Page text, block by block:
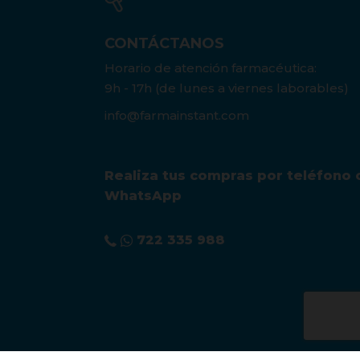
CONTÁCTANOS
Horario de atención farmacéutica:
9h - 17h (de lunes a viernes laborables)
info@farmainstant.com
Realiza tus compras por teléfono
WhatsApp
722 335 988